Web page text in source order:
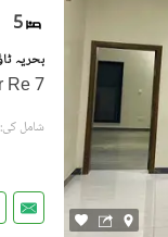
5
7 Marla Full House Available For Re
شامل کی:2 دن پہل